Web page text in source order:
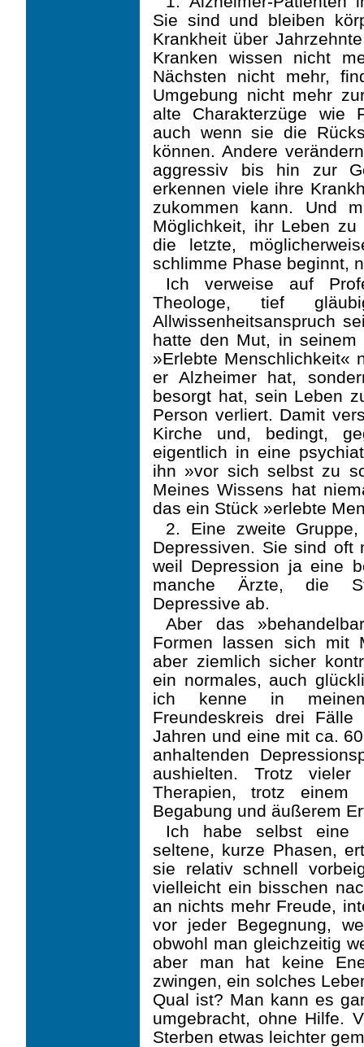
Sie sind und bleiben
Krankheit über
Kranken wissen nicht
Nächsten nicht mehr,
Umgebung nicht mehr
alte Charakterzüge wie
auch wenn sie die
können. Andere
aggressiv bis hin zur
erkennen viele ihre
zukommen kann. Und
Möglichkeit, ihr Leben
die letzte,
schlimme Phase beginnt,
Ich verweise auf
Theologe, tief
Allwissenheitsanspruch
hatte den Mut, in seinem
»Erlebte Menschlichkeit«
er Alzheimer hat,
besorgt hat, sein Leben
Person verliert. Damit
Kirche und, bedingt,
eigentlich in eine
ihn »vor sich selbst zu
Meines Wissens hat
das ein Stück »erlebte
2. Eine zweite
Depressiven. Sie sind oft
weil Depression ja eine
manche Ärzte, die
Depressive ab.
Aber das
Formen lassen sich mit
aber ziemlich sicher
ein nor­males, auch
ich kenne in
Freundeskreis drei
Jahren und eine mit ca.
anhaltenden
aus­hielten. Trotz vieler
Therapien, trotz einem
Begabung und äußerem
Ich habe selbst eine
seltene, kurze Phasen,
sie relativ schnell
vielleicht ein bisschen
an nichts mehr Freude,
vor jeder Begegnung,
obwohl man gleichzeitig
aber man hat keine
zwingen, ein solches
Qual ist? Man kann es
umgebracht, ohne Hilfe.
Sterben etwas leichter